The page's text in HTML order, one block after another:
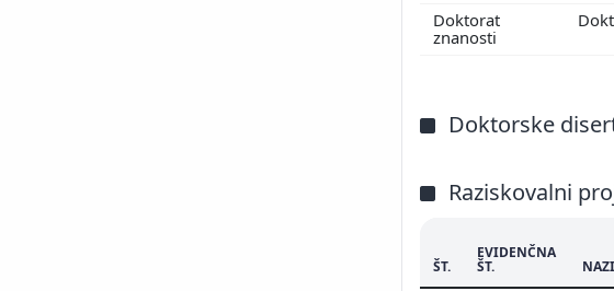
Doktorat
znanosti
Doktorske
Raziskovalni
ŠT.
EVIDENČNA
ŠT.